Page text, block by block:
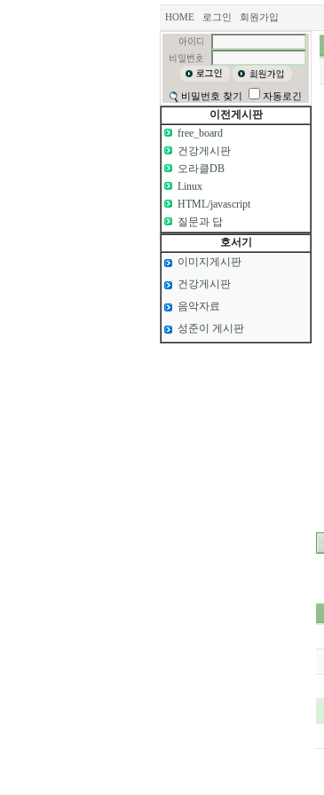
HOME 로그인 회원가입
비밀번호 찾기 자동로긴
이전게시판
free_board
건강게시판
오라클DB
Linux
HTML/javascript
질문과 답
호서기
이미지게시판
건강게시판
음악자료
성준이 게시판